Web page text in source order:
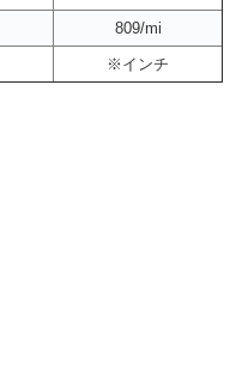
809/mi
※インチ